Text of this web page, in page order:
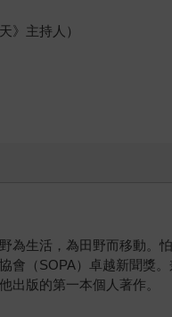
》主持人）
為生活，為田野而移動。
會（SOPA）卓越新聞獎
出版的第一本個人著作。